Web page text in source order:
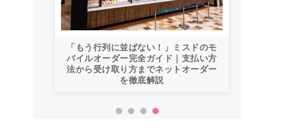
ー
今日の星占い